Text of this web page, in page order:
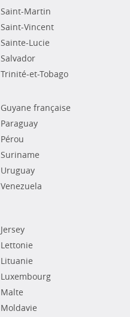
Saint-Martin
Saint-Vincent
Sainte-Lucie
Salvador
Trinité-et-Tobago
Guyane française
Paraguay
Pérou
Suriname
Uruguay
Venezuela
Jersey
Lettonie
Lituanie
Luxembourg
Malte
Moldavie